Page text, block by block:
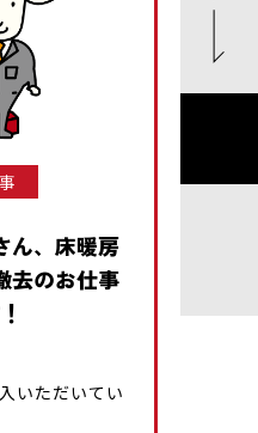
ん、床暖房
去のお仕事
いただいてい